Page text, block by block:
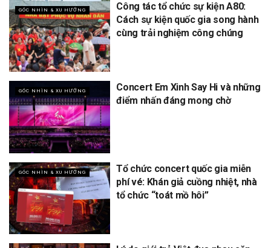
GÓC NHÌN & XU HƯỚNG
Công tác tổ chức sự kiện A80:
Cách sự kiện quốc gia song hành
cùng trải nghiệm công chúng
GÓC NHÌN & XU HƯỚNG
Concert Em Xinh Say Hi và những
điểm nhấn đáng mong chờ
GÓC NHÌN & XU HƯỚNG
Tổ chức concert quốc gia miễn
phí vé: Khán giả cuồng nhiệt, nhà
tổ chức “toát mồ hôi”